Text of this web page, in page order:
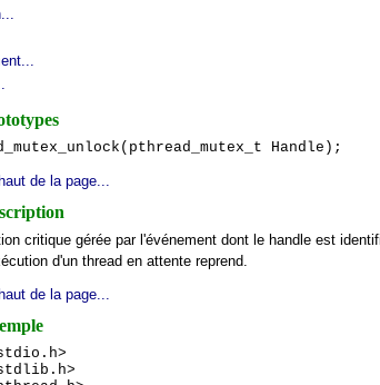
Handle);
de la page...
critique gérée par l'événement dont le handle est
d'un thread en attente reprend.
de la page...